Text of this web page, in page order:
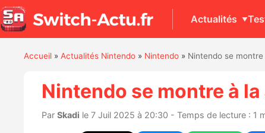
Actualités
Accueil» Actualités Nintendo» Nintendo» Nintendo se
Nintendo se montre à
Par Skadi le 7 Juil 2025 à 20:30 - Temps de lecture : 1